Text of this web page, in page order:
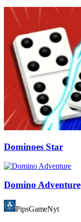
Dominoes Star
Domino Adventure
PipsGameNyt